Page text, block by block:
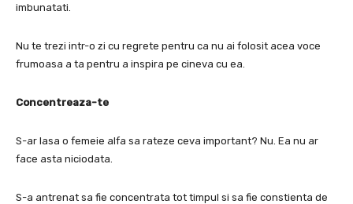
imbunatati.
Nu te trezi intr-o zi cu regrete pentru ca nu ai folosit acea voce
frumoasa a ta pentru a inspira pe cineva cu ea.
Concentreaza-te
S-ar lasa o femeie alfa sa rateze ceva important? Nu. Ea nu ar
face asta niciodata.
S-a antrenat sa fie concentrata tot timpul si sa fie constienta de